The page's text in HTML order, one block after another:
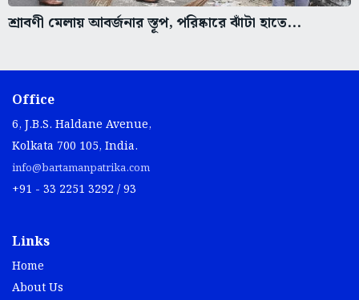
শ্রাবণী মেলায় আবর্জনার স্তূপ, পরিষ্কারে ঝাঁটা হাতে...
Office
6, J.B.S. Haldane Avenue,
Kolkata 700 105, India.
info@bartamanpatrika.com
+91 - 33 2251 3292 / 93
Links
Home
About Us